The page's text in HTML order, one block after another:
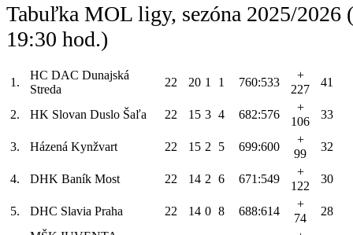
Tabuľka MOL ligy, sezóna 2025/2026
19:30 hod.)
1.
HC DAC Dunajská
Streda
22 20 1 1 760:533
+
227
41
2. HK Slovan Duslo Šaľa 22 15 3 4 682:576
+
106
33
3. Házená Kynžvart 22 15 2 5 699:600
+
99
32
4. DHK Baník Most 22 14 2 6 671:549
+
122
30
5. DHC Slavia Praha 22 14 0 8 688:614
+
74
28